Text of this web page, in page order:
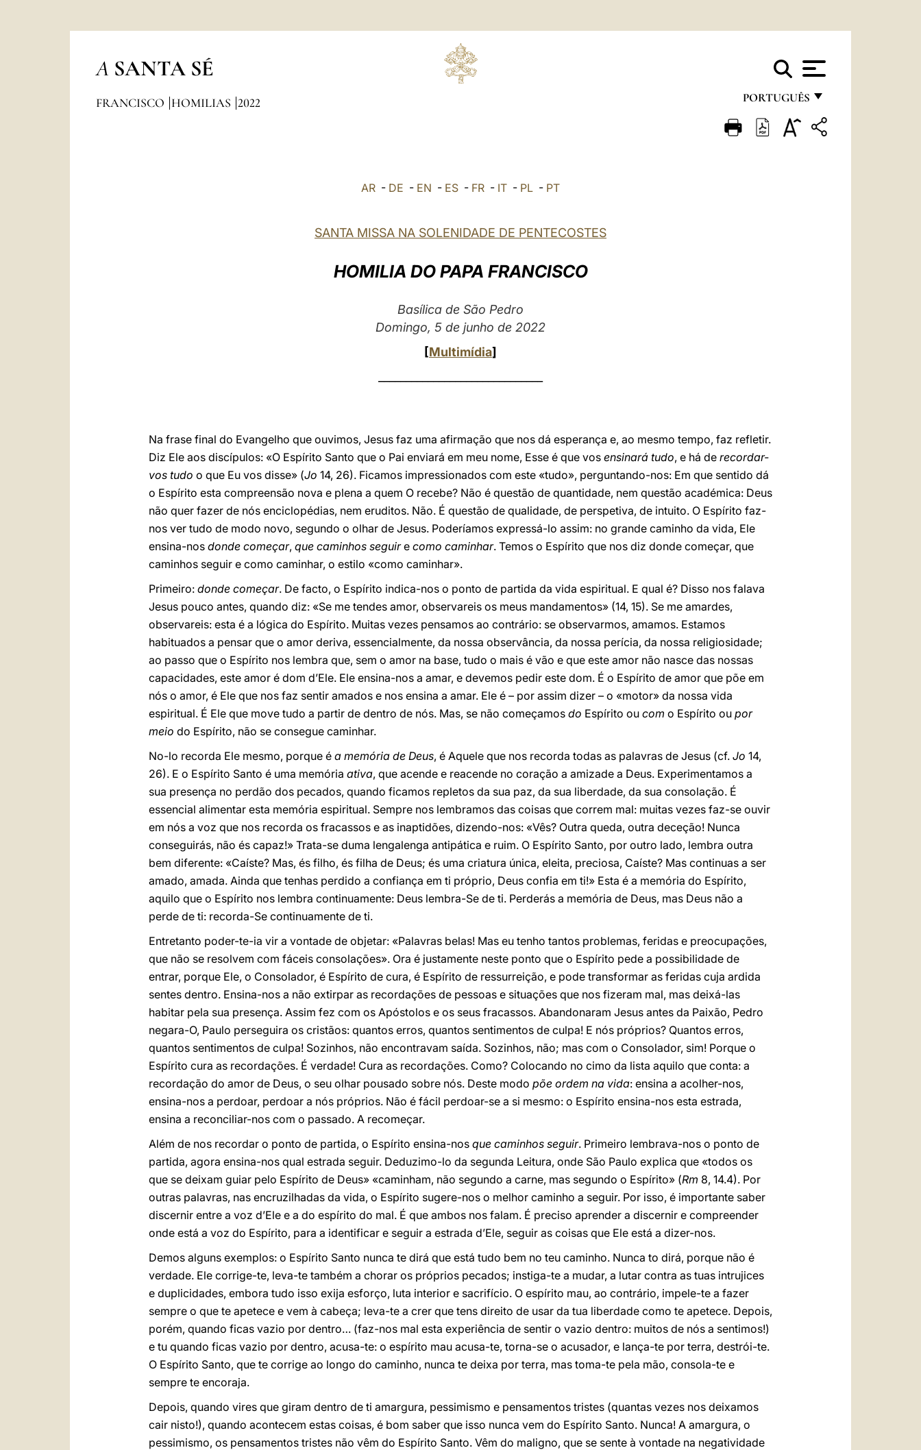
A SANTA SÉ
PORTUGUÊS
FRANÇAIS
FRANCISCO HOMILIAS 2022
AR - DE - EN - ES - FR - IT - PL - PT
SANTA MISSA NA SOLENIDADE DE PENTECOSTES
HOMILIA DO PAPA FRANCISCO
Basílica de São Pedro
Domingo, 5 de junho de 2022
[Multimídia]
Na frase final do Evangelho que ouvimos, Jesus faz uma afirmação que nos dá esperança e, ao mesmo tempo, faz refletir.
Diz Ele aos discípulos: «O Espírito Santo que o Pai enviará em meu nome, Esse é que vos ensinará tudo, e há de recordar-
vos tudo o que Eu vos disse» (Jo 14, 26). Ficamos impressionados com este «tudo», perguntando-nos: Em que sentido dá
o Espírito esta compreensão nova e plena a quem O recebe? Não é questão de quantidade, nem questão académica: Deus
não quer fazer de nós enciclopédias, nem eruditos. Não. É questão de qualidade, de perspetiva, de intuito. O Espírito faz-
nos ver tudo de modo novo, segundo o olhar de Jesus. Poderíamos expressá-lo assim: no grande caminho da vida, Ele
ensina-nos donde começar, que caminhos seguire como caminhar. Temos o Espírito que nos diz donde começar, que
caminhos seguir e como caminhar, o estilo «como caminhar».
Primeiro: donde começar. De facto, o Espírito indica-nos o ponto de partida da vida espiritual. E qual é? Disso nos falava
Jesus pouco antes, quando diz: «Se me tendes amor, observareis os meus mandamentos» (14, 15). Se me amardes,
observareis: esta é a lógica do Espírito. Muitas vezes pensamos ao contrário: se observarmos, amamos. Estamos
habituados a pensar que o amor deriva, essencialmente, da nossa observância, da nossa perícia, da nossa religiosidade;
ao passo que o Espírito nos lembra que, sem o amor na base, tudo o mais é vão e que este amor não nasce das nossas
capacidades, este amor é dom d’Ele. Ele ensina-nos a amar, e devemos pedir este dom. É o Espírito de amor que põe em
nós o amor, é Ele que nos faz sentir amados e nos ensina a amar. Ele é – por assim dizer – o «motor» da nossa vida
espiritual. É Ele que move tudo a partir de dentro de nós. Mas, se não começamos do Espírito ou com o Espírito ou por
meio do Espírito, não se consegue caminhar.
No-lo recorda Ele mesmo, porque é a memória de Deus, é Aquele que nos recorda todas as palavras de Jesus (cf. Jo 14,
26). E o Espírito Santo é uma memória ativa, que acende e reacende no coração a amizade a Deus. Experimentamos a
sua presença no perdão dos pecados, quando ficamos repletos da sua paz, da sua liberdade, da sua consolação. É
essencial alimentar esta memória espiritual. Sempre nos lembramos das coisas que correm mal: muitas vezes faz-se ouvir
em nós a voz que nos recorda os fracassos e as inaptidões, dizendo-nos: «Vês? Outra queda, outra deceção! Nunca
conseguirás, não és capaz!» Trata-se duma lengalenga antipática e ruim. O Espírito Santo, por outro lado, lembra outra
bem diferente: «Caíste? Mas, és filho, és filha de Deus; és uma criatura única, eleita, preciosa, Caíste? Mas continuas a ser
amado, amada. Ainda que tenhas perdido a confiança em ti próprio, Deus confia em ti!» Esta é a memória do Espírito,
aquilo que o Espírito nos lembra continuamente: Deus lembra-Se de ti. Perderás a memória de Deus, mas Deus não a
perde de ti: recorda-Se continuamente de ti.
Entretanto poder-te-ia vir a vontade de objetar: «Palavras belas! Mas eu tenho tantos problemas, feridas e preocupações,
que não se resolvem com fáceis consolações». Ora é justamente neste ponto que o Espírito pede a possibilidade de
entrar, porque Ele, o Consolador, é Espírito de cura, é Espírito de ressurreição, e pode transformar as feridas cuja ardida
sentes dentro. Ensina-nos a não extirpar as recordações de pessoas e situações que nos fizeram mal, mas deixá-las
habitar pela sua presença. Assim fez com os Apóstolos e os seus fracassos. Abandonaram Jesus antes da Paixão, Pedro
negara-O, Paulo perseguira os cristãos: quantos erros, quantos sentimentos de culpa! E nós próprios? Quantos erros,
quantos sentimentos de culpa! Sozinhos, não encontravam saída. Sozinhos, não; mas com o Consolador, sim! Porque o
Espírito cura as recordações. É verdade! Cura as recordações. Como? Colocando no cimo da lista aquilo que conta: a
recordação do amor de Deus, o seu olhar pousado sobre nós. Deste modo põe ordem na vida: ensina a acolher-nos,
ensina-nos a perdoar, perdoar a nós próprios. Não é fácil perdoar-se a si mesmo: o Espírito ensina-nos esta estrada,
ensina a reconciliar-nos com o passado. A recomeçar.
Além de nos recordar o ponto de partida, o Espírito ensina-nos que caminhos seguir. Primeiro lembrava-nos o ponto de
partida, agora ensina-nos qual estrada seguir. Deduzimo-lo da segunda Leitura, onde São Paulo explica que «todos os
que se deixam guiar pelo Espírito de Deus» «caminham, não segundo a carne, mas segundo o Espírito» (Rm 8, 14.4). Por
outras palavras, nas encruzilhadas da vida, o Espírito sugere-nos o melhor caminho a seguir. Por isso, é importante saber
discernir entre a voz d’Ele e a do espírito do mal. É que ambos nos falam. É preciso aprender a discernir e compreender
onde está a voz do Espírito, para a identificar e seguir a estrada d’Ele, seguir as coisas que Ele está a dizer-nos.
Demos alguns exemplos: o Espírito Santo nunca te dirá que está tudo bem no teu caminho. Nunca to dirá, porque não é
verdade. Ele corrige-te, leva-te também a chorar os próprios pecados; instiga-te a mudar, a lutar contra as tuas intrujices
e duplicidades, embora tudo isso exija esforço, luta interior e sacrifício. O espírito mau, ao contrário, impele-te a fazer
sempre o que te apetece e vem à cabeça; leva-te a crer que tens direito de usar da tua liberdade como te apetece. Depois,
porém, quando ficas vazio por dentro… (faz-nos mal esta experiência de sentir o vazio dentro: muitos de nós a sentimos!)
e tu quando ficas vazio por dentro, acusa-te: o espírito mau acusa-te, torna-se o acusador, e lança-te por terra, destrói-te.
O Espírito Santo, que te corrige ao longo do caminho, nunca te deixa por terra, mas toma-te pela mão, consola-te e
sempre te encoraja.
Depois, quando vires que giram dentro de ti amargura, pessimismo e pensamentos tristes (quantas vezes nos deixamos
cair nisto!), quando acontecem estas coisas, é bom saber que isso nunca vem do Espírito Santo. Nunca! A amargura, o
pessimismo, os pensamentos tristes não vêm do Espírito Santo. Vêm do maligno, que se sente à vontade na negatividade